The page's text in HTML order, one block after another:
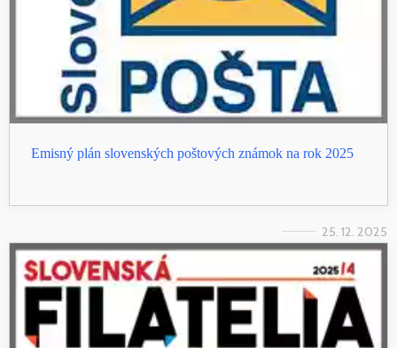
Emisný plán slovenských poštových známok na rok 2025
25. 12. 2025